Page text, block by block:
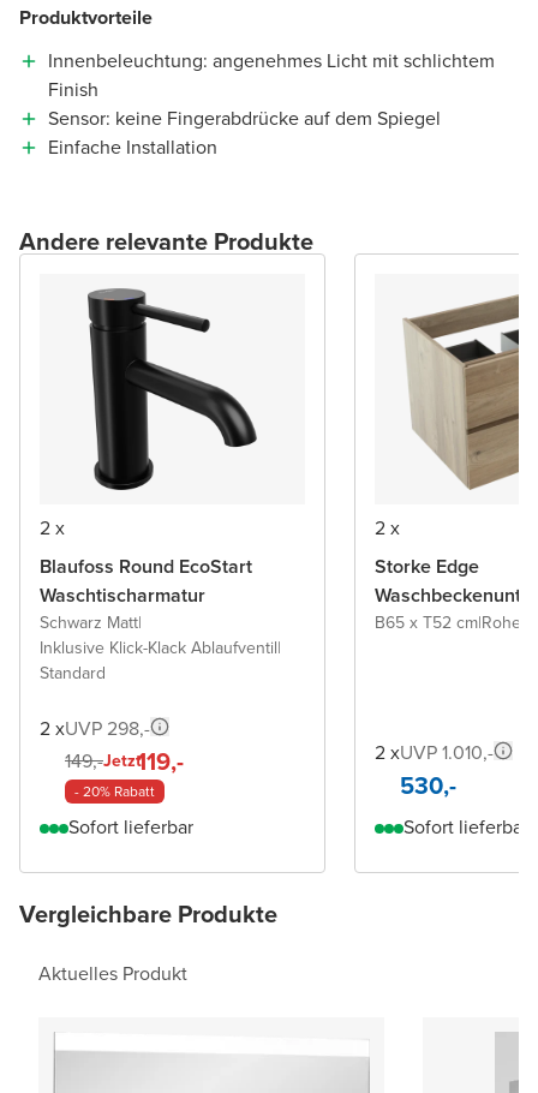
Produktvorteile
Innenbeleuchtung: angenehmes Licht mit schlichtem
Finish
Sensor: keine Fingerabdrücke auf dem Spiegel
Einfache Installation
Andere relevante Produkte
2 x
Blaufoss Round EcoStart
Waschtischarmatur
Schwarz Matt|
Inklusive Klick-Klack Ablaufventil|
Standard
2 xUVP 298,-
149,-Jetzt119,-
- 20% Rabatt
Sofort lieferbar
2 x
Storke Edge
B65 x T52 cm|Rohe
2 xUVP 1.010,-
530,-
Sofort lieferbar
Vergleichbare Produkte
Aktuelles Produkt